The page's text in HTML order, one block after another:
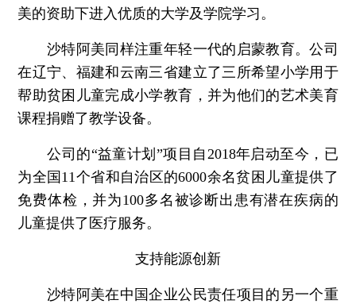
美的资助下进入优质的大学及学院学习。
沙特阿美同样注重年轻一代的启蒙教育。公司
在辽宁、福建和云南三省建立了三所希望小学用于
帮助贫困儿童完成小学教育，并为他们的艺术美育
课程捐赠了教学设备。
公司的“益童计划”项目自2018年启动至今，已
为全国11个省和自治区的6000余名贫困儿童提供了
免费体检，并为100多名被诊断出患有潜在疾病的
儿童提供了医疗服务。
支持能源创新
沙特阿美在中国企业公民责任项目的另一个重